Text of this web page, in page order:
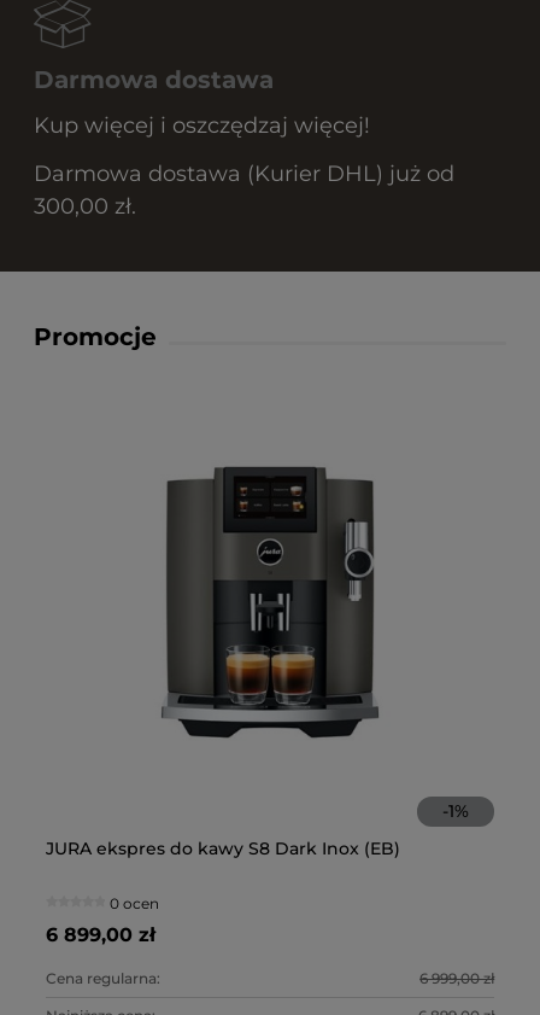
Darmowa dostawa
Kup więcej i oszczędzaj więcej!
Darmowa dostawa (Kurier DHL) już od
300,00 zł.
Promocje
-1%
JURA ekspres do kawy S8 Dark Inox (EB)
0 ocen
6 899,00 zł
Cena regularna: 6 999,00 zł